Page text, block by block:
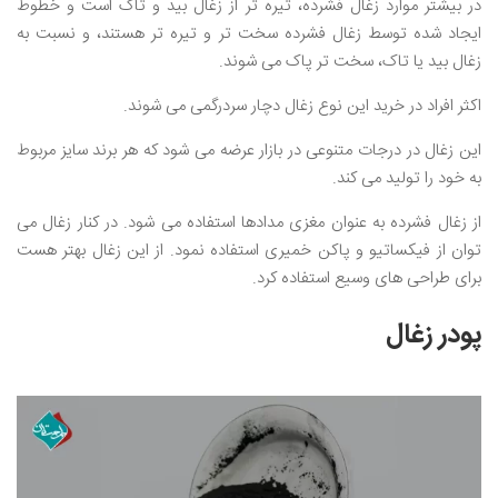
در بیشتر موارد زغال فشرده، تیره تر از زغال بید و تاک است و خطوط
ایجاد شده توسط زغال فشرده سخت تر و تیره تر هستند، و نسبت به
زغال بید یا تاک، سخت تر پاک می شوند.
اکثر افراد در خرید این نوع زغال دچار سردرگمی می شوند.
این زغال در درجات متنوعی در بازار عرضه می شود که هر برند سایز مربوط
به خود را تولید می کند.
از زغال فشرده به عنوان مغزی مدادها استفاده می شود. در کنار زغال می
توان از فیکساتیو و پاکن خمیری استفاده نمود. از این زغال بهتر هست
برای طراحی های وسیع استفاده کرد.
پودر زغال